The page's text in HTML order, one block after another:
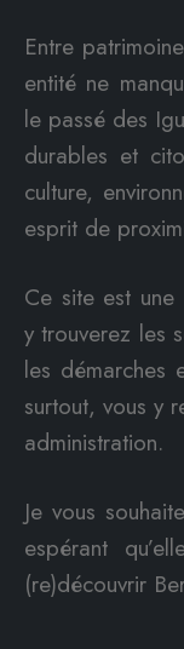
Entre
entité ne
le passé des
durables et
culture,
esprit de
Ce site est une
y trouverez les
les démarches
surtout, vous y
administration.
Je vous
espérant
(re)découvrir